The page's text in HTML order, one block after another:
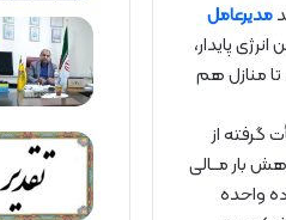
مدیرعامل
پایدار،
منازل هم
که نشأت گرفته از
بار مــالی
پاره ای از وظایف موجود به بخش غیردولتی» است تشکیل و بر اساس بند 4 ماده واحده